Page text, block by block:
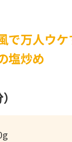
で万人ウケ
塩炒め